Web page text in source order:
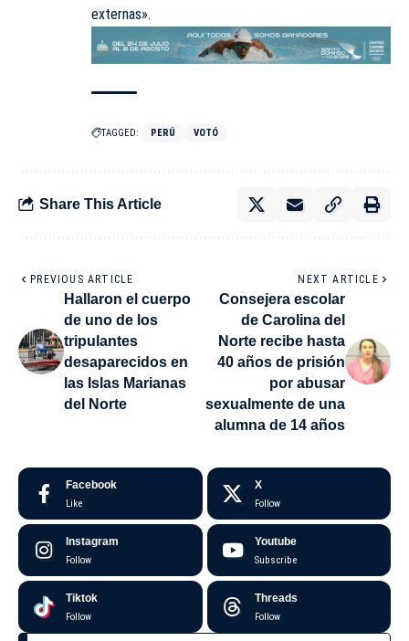
externas».
TAGGED: PERÚ VOTÓ
Share This Article
PREVIOUS ARTICLE
Hallaron el cuerpo
de uno de los
tripulantes
desaparecidos en
las Islas Marianas
del Norte
NEXT ARTICLE
Consejera escolar
de Carolina del
Norte recibe hasta
40 años de prisión
por abusar
sexualmente de una
alumna de 14 años
Facebook
Like
X
Follow
Instagram
Follow
Youtube
Subscribe
Tiktok
Follow
Threads
Follow